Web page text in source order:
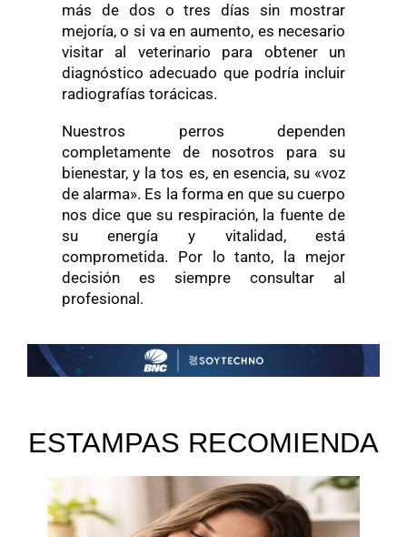
más de dos o tres días sin mostrar
mejoría, o si va en aumento, es necesario
visitar al veterinario para obtener un
diagnóstico adecuado que podría incluir
radiografías torácicas.
Nuestros perros dependen
completamente de nosotros para su
bienestar, y la tos es, en esencia, su «voz
de alarma». Es la forma en que su cuerpo
nos dice que su respiración, la fuente de
su energía y vitalidad, está
comprometida. Por lo tanto, la mejor
decisión es siempre consultar al
profesional.
ESTAMPAS RECOMIENDA